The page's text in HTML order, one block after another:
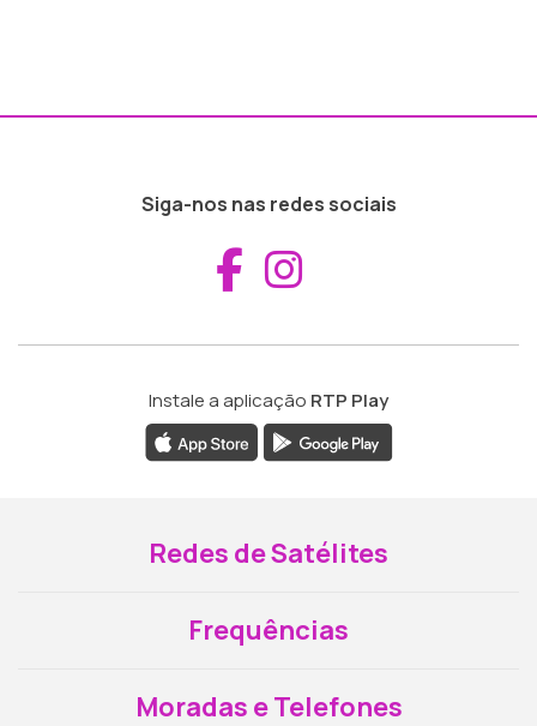
Siga-nos nas redes sociais
Aceder ao
Instale a aplicação RTP Play
Redes de Satélites
Frequências
Moradas e Telefones